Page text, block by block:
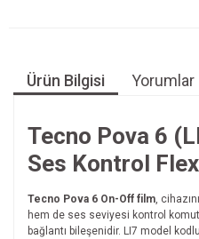
Ürün Bilgisi Yorumlar
Tecno Pova 6
Ses Kontrol
Tecno Pova 6 On-Off film,
hem de ses seviyesi kontrol
bağlantı bileşenidir. LI7 model